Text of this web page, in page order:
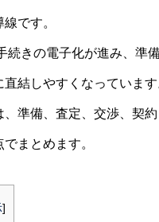
です。
続きの電子化が進み、準
直結しやすくなっています
、準備、査定、交渉、契
まとめます。
]